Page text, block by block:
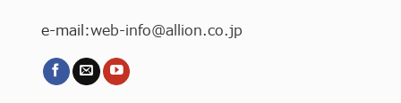
e-mail:web-info@allion.co.jp